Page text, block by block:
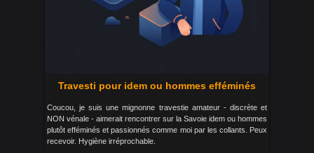
Travesti pour idem ou hommes efféminés
Coucou, je suis une mignonne travestie amateur - discrète et
NON vénale - aimerait rencontrer sur la Savoie idem ou hommes
plutôt efféminés et passionnés comme moi par les collants. Peux
recevoir. Hygiène irréprochable.